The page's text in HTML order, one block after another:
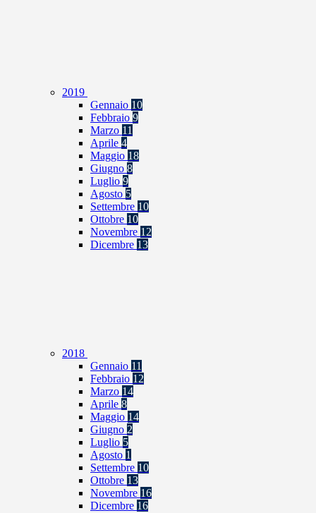
2019
Gennaio 10
Febbraio 9
Marzo 11
Aprile 4
Maggio 18
Giugno 8
Luglio 9
Agosto 5
Settembre 10
Ottobre 10
Novembre 12
Dicembre 13
2018
Gennaio 11
Febbraio 12
Marzo 14
Aprile 8
Maggio 14
Giugno 2
Luglio 5
Agosto 1
Settembre 10
Ottobre 13
Novembre 16
Dicembre 16